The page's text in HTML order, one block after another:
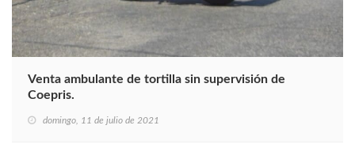
Venta ambulante de tortilla sin supervisión de
Coepris.
domingo, 11 de julio de 2021